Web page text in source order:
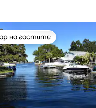
избор на гостите
на гостите